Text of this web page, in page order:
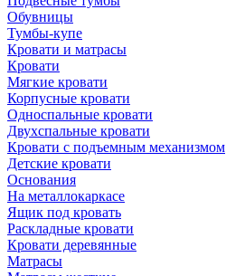
Обувницы
Тумбы-купе
Кровати и матрасы
Кровати
Мягкие кровати
Корпусные кровати
Односпальные кровати
Двухспальные кровати
Кровати с подъемным механизмом
Детские кровати
Основания
На металлокаркасе
Ящик под кровать
Раскладные кровати
Кровати деревянные
Матрасы